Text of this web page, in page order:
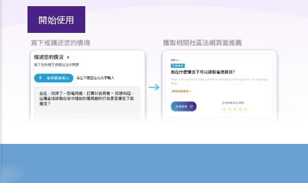
妹因年事已高不想申請遺產管理書。我父親或我可以申請遺產管理書
嗎？
2. 程序
1. 如果立遺囑人在生前公開表示已經訂立遺囑，但在其死後未能找到遺
囑，是否可以申請遺產管理書？
開始使用